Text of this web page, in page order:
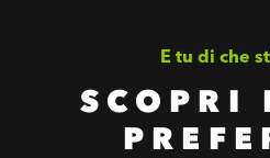
E tu di che
SCOPRI